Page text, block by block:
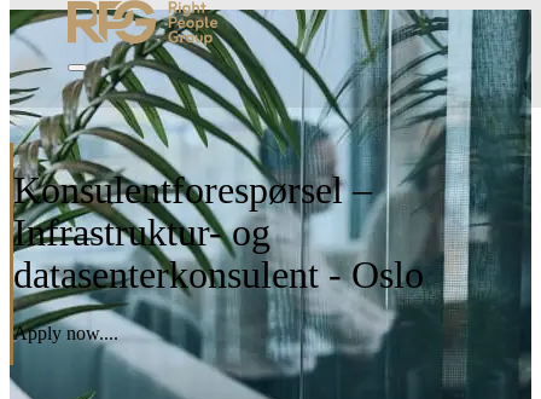
Konsulentforespørsel –
Infrastruktur- og
datasenterkonsulent - Oslo
Apply now....